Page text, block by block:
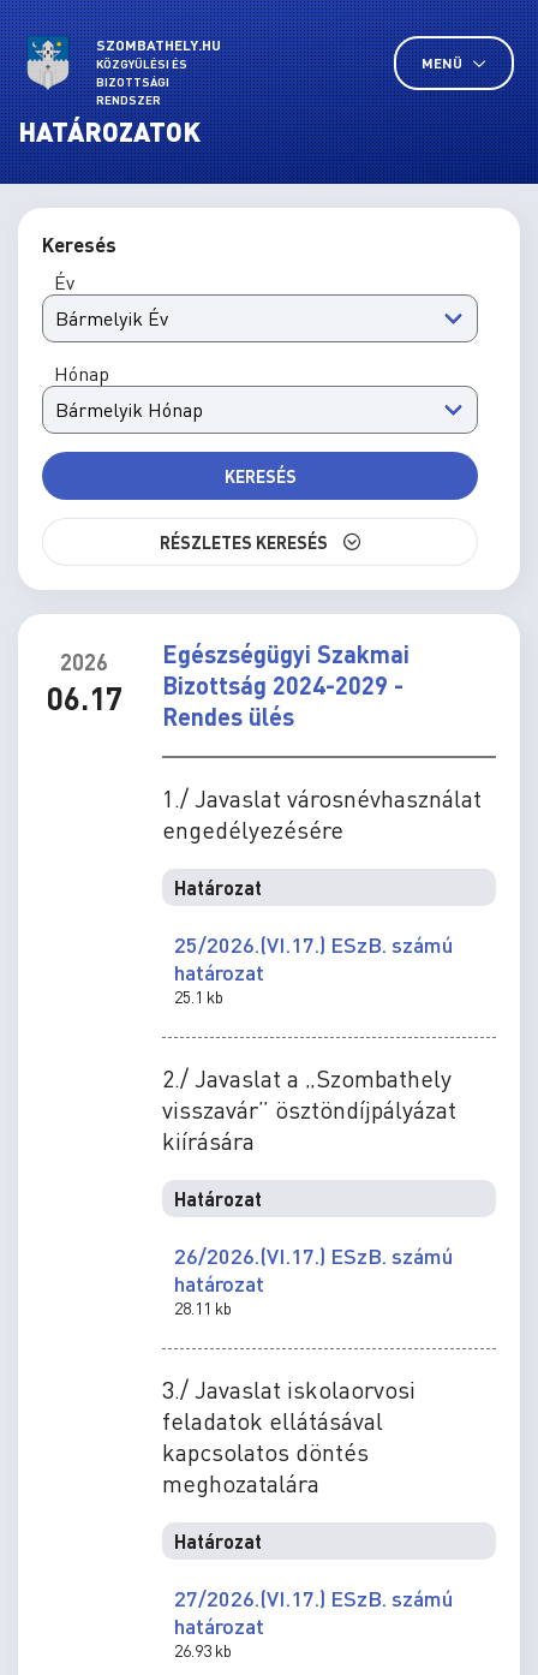
SZOMBATHELY.HU
KÖZGYŰLÉSI ÉS
BIZOTTSÁGI
RENDSZER
MENÜ
HATÁROZATOK
Keresés
Év
Hónap
KERESÉS
RÉSZLETES KERESÉS
2026
06.17
Egészségügyi Szakmai
Bizottság 2024-2029 -
Rendes ülés
1./ Javaslat városnévhasználat
engedélyezésére
Határozat
25/2026.(VI.17.) ESzB. számú
határozat
25.1 kb
2./ Javaslat a „Szombathely
visszavár” ösztöndíjpályázat
kiírására
Határozat
26/2026.(VI.17.) ESzB. számú
határozat
28.11 kb
3./ Javaslat iskolaorvosi
feladatok ellátásával
kapcsolatos döntés
meghozatalára
Határozat
27/2026.(VI.17.) ESzB. számú
határozat
26.93 kb